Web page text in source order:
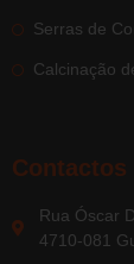
Serras de
Calcinação
Contactos
Rua Óscar
4710-081